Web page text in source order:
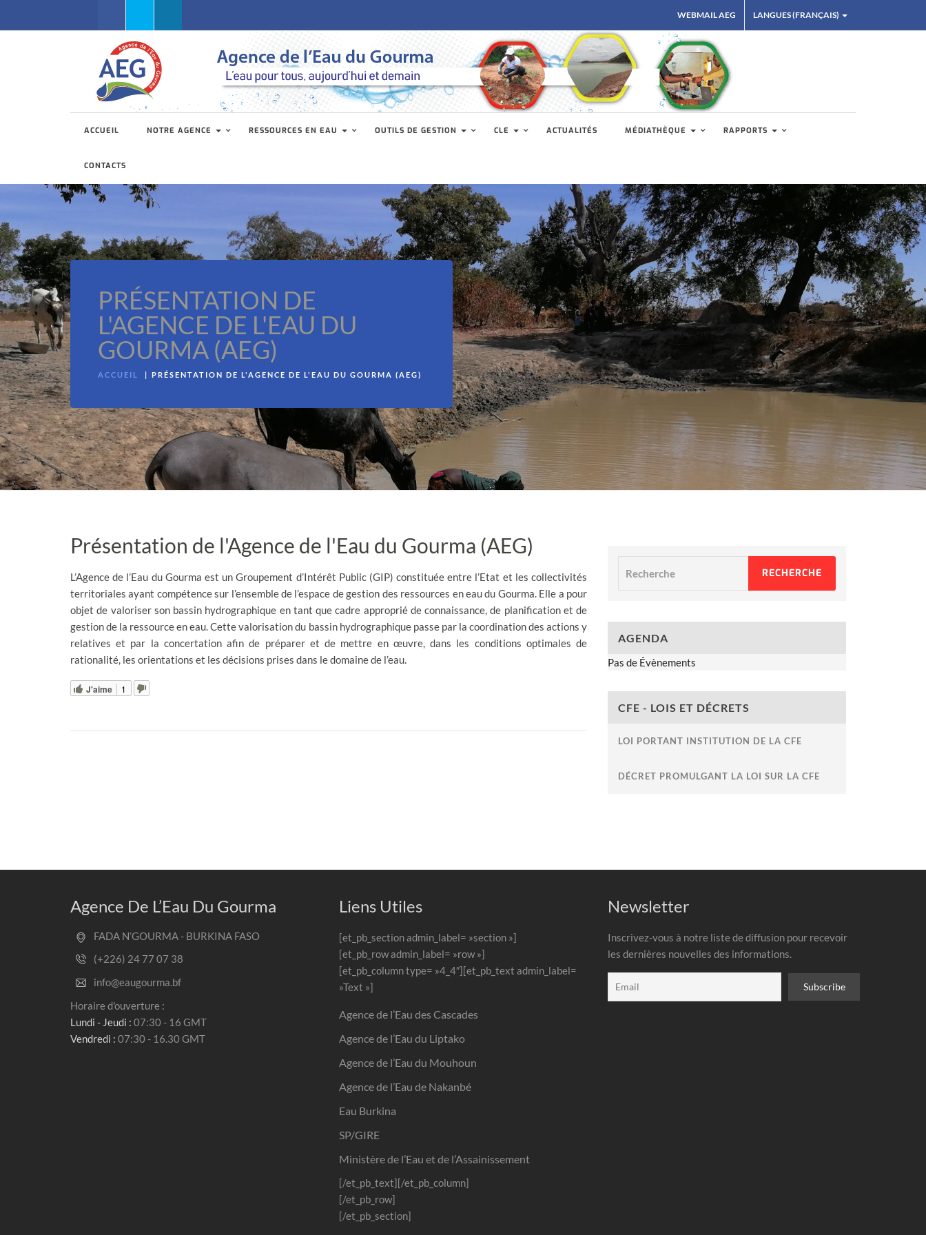
FacebookTwitter
WEBMAIL AEG LANGUES (FRANÇAIS)
ACCUEIL NOTRE AGENCE RESSOURCES EN EAU OUTILS DE GESTION CLE ACTUALITÉS MÉDIATHÈQUE RAPPORTS
CONTACTS
PRÉSENTATION DE
L'AGENCE DE L'EAU DU
GOURMA (AEG)
ACCUEIL PRÉSENTATION DE L'AGENCE DE L'EAU DU GOURMA (AEG)
Présentation de l'Agence de l'Eau du Gourma (AEG)
L’Agence de l’Eau du Gourma est un Groupement d’Intérêt Public (GIP) constituée entre l’Etat et les collectivités
territoriales ayant compétence sur l’ensemble de l’espace de gestion des ressources en eau du Gourma. Elle a pour
objet de valoriser son bassin hydrographique en tant que cadre approprié de connaissance, de planification et de
gestion de la ressource en eau. Cette valorisation du bassin hydrographique passe par la coordination des actions y
relatives et par la concertation afin de préparer et de mettre en œuvre, dans les conditions optimales de
rationalité, les orientations et les décisions prises dans le domaine de l’eau.
J'aime 1
RECHERCHE
AGENDA
Pas de Évènements
CFE - LOIS ET DÉCRETS
LOI PORTANT INSTITUTION DE LA CFE
DÉCRET PROMULGANT LA LOI SUR LA CFE
Agence De L’Eau Du Gourma
FADA N’GOURMA - BURKINA FASO
(+226) 24 77 07 38
info@eaugourma.bf
Horaire d'ouverture :
Lundi - Jeudi : 07:30 - 16 GMT
Vendredi : 07:30 - 16.30 GMT
Liens Utiles
[et_pb_section admin_label= »section »]
[et_pb_row admin_label= »row »]
[et_pb_column type= »4_4″][et_pb_text admin_label=
»Text »]
Agence de l’Eau des Cascades
Agence de l’Eau du Liptako
Agence de l’Eau du Mouhoun
Agence de l’Eau de Nakanbé
Eau Burkina
SP/GIRE
Ministère de l’Eau et de l’Assainissement
[/et_pb_text][/et_pb_column]
[/et_pb_row]
[/et_pb_section]
Newsletter
Inscrivez-vous à notre liste de diffusion pour recevoir
les dernières nouvelles des informations.